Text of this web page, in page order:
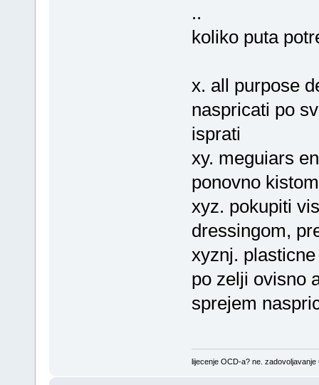
..
koliko puta
x. all purpose
naspricati po
isprati
xy. meguiars
ponovno
xyz. pokupiti
dressingom,
xyznj.
po zelji ovisno
sprejem
lijecenje OCD-a? ne.